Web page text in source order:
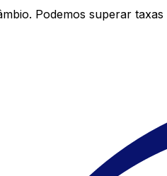
Podemos superar